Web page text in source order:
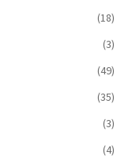
(18)
(3)
(49)
(35)
(3)
(4)